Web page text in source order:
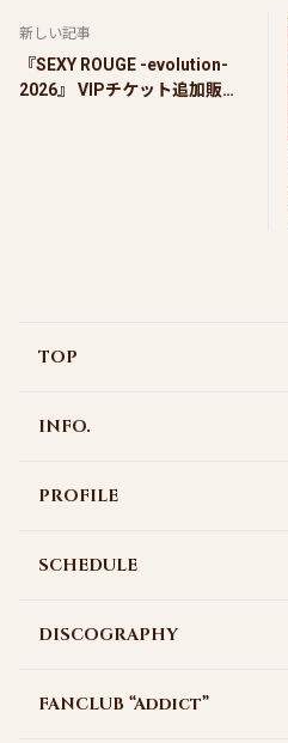
新しい記事
『SEXY ROUGE -evolution-
2026』 VIPチケット追加販
TOP
INFO.
PROFILE
SCHEDULE
DISCOGRAPHY
FANCLUB “Addict”